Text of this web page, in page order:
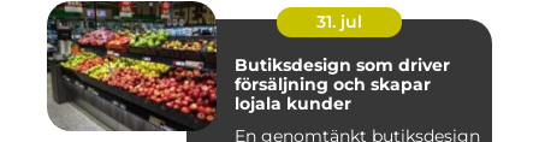
31. jul
Butiksdesign som driver
försäljning och skapar
lojala kunder
En genomtänkt butiksdesign